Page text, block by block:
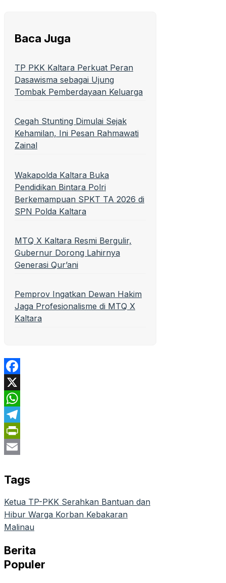
Baca Juga
TP PKK Kaltara Perkuat Peran
Dasawisma sebagai Ujung
Tombak Pemberdayaan Keluarga
Cegah Stunting Dimulai Sejak
Kehamilan, Ini Pesan Rahmawati
Zainal
Wakapolda Kaltara Buka
Pendidikan Bintara Polri
Berkemampuan SPKT TA 2026 di
SPN Polda Kaltara
MTQ X Kaltara Resmi Bergulir,
Gubernur Dorong Lahirnya
Generasi Qur’ani
Pemprov Ingatkan Dewan Hakim
Jaga Profesionalisme di MTQ X
Kaltara
Facebook
X
WhatsApp
Telegram
PrintFriendly
Tags
Ketua TP-PKK Serahkan Bantuan dan
Hibur Warga Korban Kebakaran
Malinau
Berita
Populer